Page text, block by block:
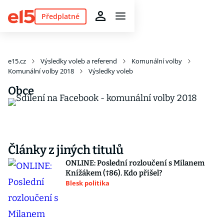
Předplatné
e15.cz Výsledky voleb a referend
Komunální volby
Komunální volby 2018
Výsledky voleb
Obce
Články z jiných titulů
ONLINE: Poslední rozloučení s Milanem
Knížákem (†86). Kdo přišel?
Blesk politika